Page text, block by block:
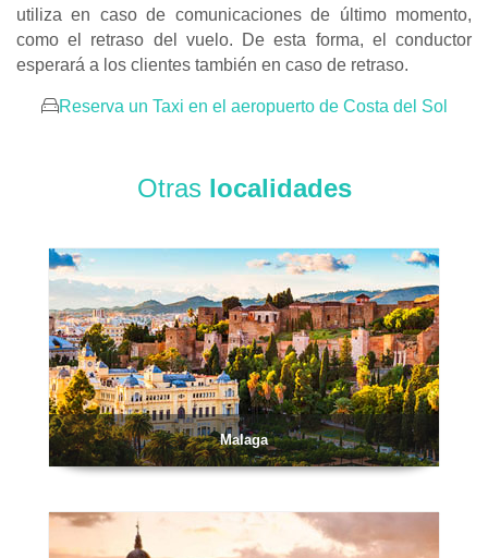
utiliza en caso de comunicaciones de último momento,
como el retraso del vuelo. De esta forma, el conductor
esperará a los clientes también en caso de retraso.
Reserva un Taxi en el aeropuerto de Costa del Sol
Otras localidades
Malaga